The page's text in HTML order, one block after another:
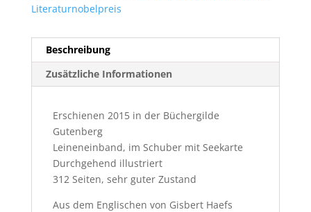
Literaturnobelpreis
Beschreibung
Zusätzliche Informationen
Erschienen 2015 in der Büchergilde
Gutenberg
Leineneinband, im Schuber mit Seekarte
Durchgehend illustriert
312 Seiten, sehr guter Zustand
Aus dem Englischen von Gisbert Haefs